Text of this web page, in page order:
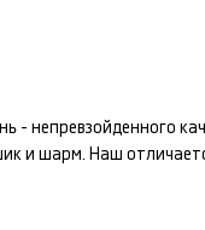
- непревзойденного
и шарм. Наш